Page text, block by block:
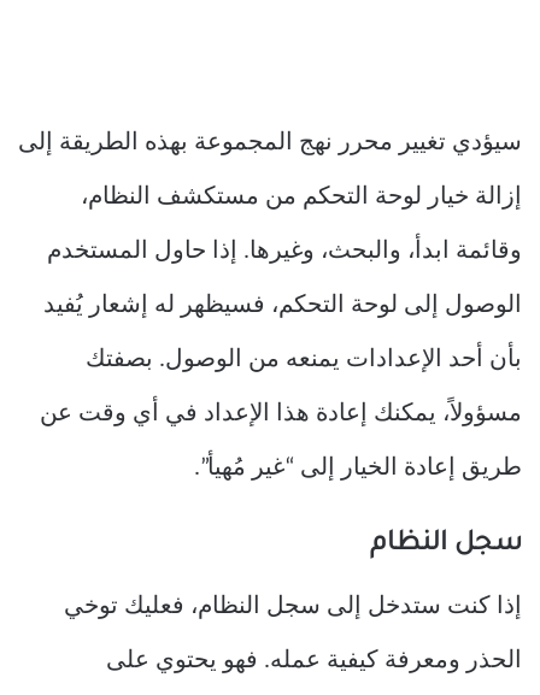
سيؤدي تغيير محرر نهج المجموعة بهذه الطريقة إلى
إزالة خيار لوحة التحكم من مستكشف النظام،
وقائمة ابدأ، والبحث، وغيرها. إذا حاول المستخدم
الوصول إلى لوحة التحكم، فسيظهر له إشعار يُفيد
بأن أحد الإعدادات يمنعه من الوصول. بصفتك
مسؤولاً، يمكنك إعادة هذا الإعداد في أي وقت عن
طريق إعادة الخيار إلى “غير مُهيأ”.
سجل النظام
إذا كنت ستدخل إلى سجل النظام، فعليك توخي
الحذر ومعرفة كيفية عمله. فهو يحتوي على